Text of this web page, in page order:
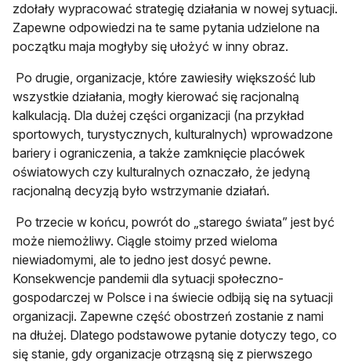
zdołały wypracować strategię działania w nowej sytuacji.
Zapewne odpowiedzi na te same pytania udzielone na
początku maja mogłyby się ułożyć w inny obraz.
Po drugie, organizacje, które zawiesiły większość lub
wszystkie działania, mogły kierować się racjonalną
kalkulacją. Dla dużej części organizacji (na przykład
sportowych, turystycznych, kulturalnych) wprowadzone
bariery i ograniczenia, a także zamknięcie placówek
oświatowych czy kulturalnych oznaczało, że jedyną
racjonalną decyzją było wstrzymanie działań.
Po trzecie w końcu, powrót do „starego świata” jest być
może niemożliwy. Ciągle stoimy przed wieloma
niewiadomymi, ale to jedno jest dosyć pewne.
Konsekwencje pandemii dla sytuacji społeczno-
gospodarczej w Polsce i na świecie odbiją się na sytuacji
organizacji. Zapewne część obostrzeń zostanie z nami
na dłużej. Dlatego podstawowe pytanie dotyczy tego, co
się stanie, gdy organizacje otrząsną się z pierwszego